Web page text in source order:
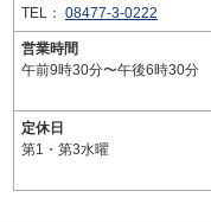
TEL： 08477-3-0222
営業時間
午前9時30分〜午後6時30分
定休日
第1・第3水曜